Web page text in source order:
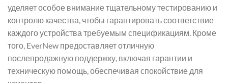
уделяет особое внимание тщательному тестированию и
контролю качества, чтобы гарантировать соответствие
каждого устройства требуемым спецификациям. Кроме
того, EverNew предоставляет отличную
послепродажную поддержку, включая гарантии и
техническую помощь, обеспечивая спокойствие для